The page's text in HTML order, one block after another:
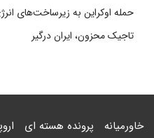
حمله اوکراین به زیرساخت‌های
تاجیک محزون، ایران درگیر
خاورمیانه پرونده هسته ای